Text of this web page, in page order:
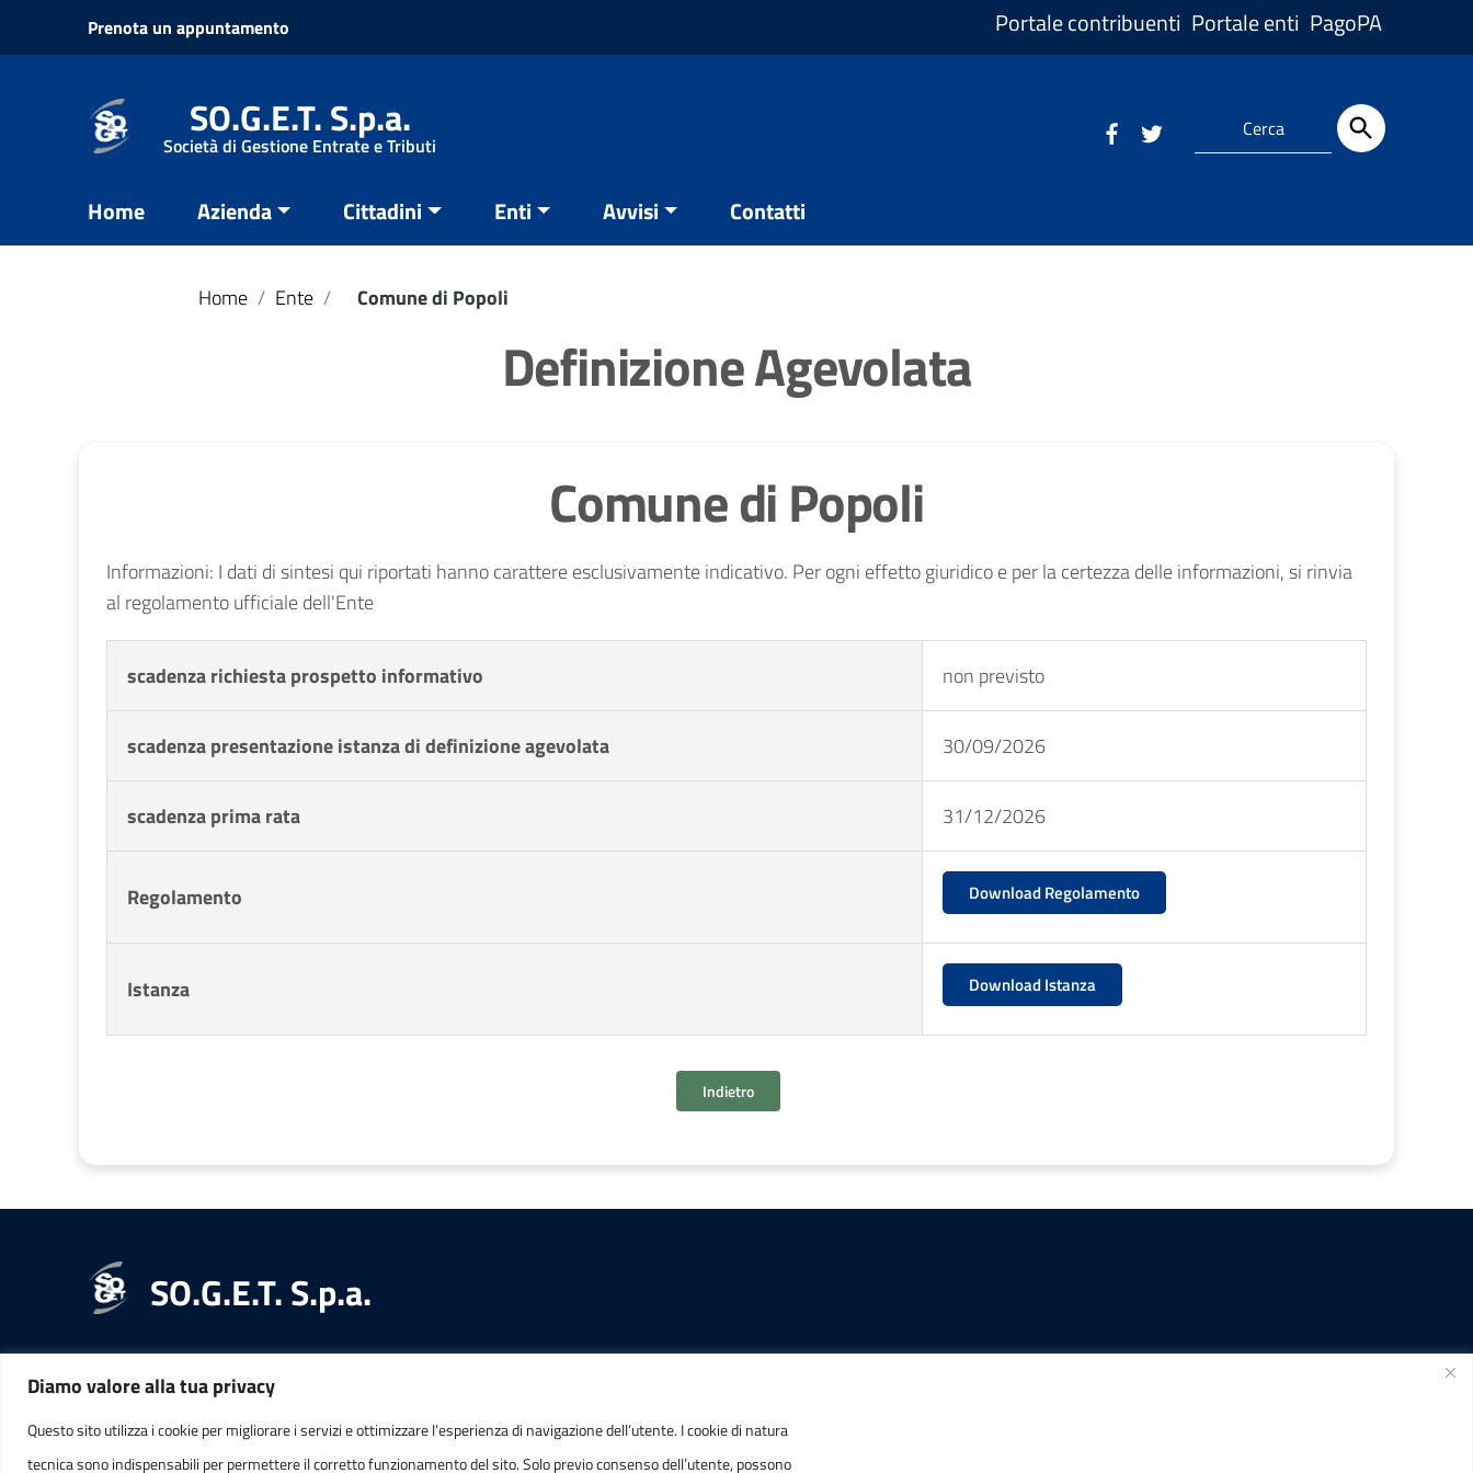
Diamo valore alla tua privacy
Questo sito utilizza i cookie per migliorare i servizi e ottimizzare l’esperienza di navigazione dell’utente. I cookie di natura
tecnica sono indispensabili per permettere il corretto funzionamento del sito. Solo previo consenso dell’utente, possono
Vai ai contenuti
Vai al menu di navigazione
Prenota un appuntamento Portale contribuenti Portale enti PagoPA
SO.G.E.T. S.p.a.
Società di Gestione Entrate e Tributi
Home Azienda Cittadini Enti Avvisi Contatti
Home / Ente / Comune di Popoli
Definizione Agevolata
Comune di Popoli
Informazioni: I dati di sintesi qui riportati hanno carattere esclusivamente indicativo. Per ogni effetto giuridico e per la certezza delle informazioni, si rinvia
al regolamento ufficiale dell'Ente
scadenza richiesta prospetto informativo non previsto
scadenza presentazione istanza di definizione agevolata 30/09/2026
scadenza prima rata 31/12/2026
Regolamento Download Regolamento
Istanza Download Istanza
Indietro
SO.G.E.T. S.p.a.